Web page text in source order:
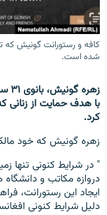
صفحه پشتو
Azadi English
همۀ سایت‌های رادیو
کافه و رستورانت گونیش
شده است.
با هدف حمایت از زنانی
کرد.
زهره گونیش که خود
" در شرایط کنونی تنها
دروازه مکاتب و
ایجاد این رستورانت،
دلیل شرایط کنونی